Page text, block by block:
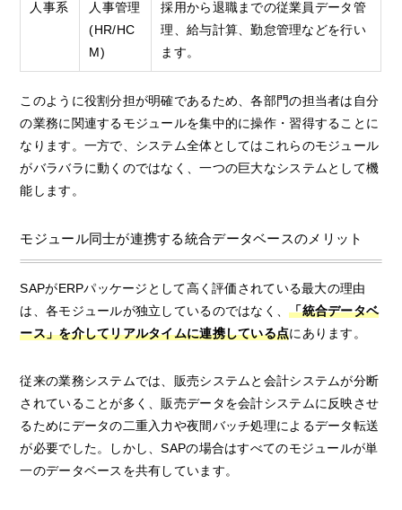
人事系
人事管理
(HR/HC
M)
採用から退職までの従業員データ管
理、給与計算、勤怠管理などを行い
ます。
このように役割分担が明確であるため、各部門の担当者は自分
の業務に関連するモジュールを集中的に操作・習得することに
なります。一方で、システム全体としてはこれらのモジュール
がバラバラに動くのではなく、一つの巨大なシステムとして機
能します。
モジュール同士が連携する統合データベースのメリット
SAPがERPパッケージとして高く評価されている最大の理由
は、各モジュールが独立しているのではなく、「統合データベ
ース」を介してリアルタイムに連携している点にあります。
従来の業務システムでは、販売システムと会計システムが分断
されていることが多く、販売データを会計システムに反映させ
るためにデータの二重入力や夜間バッチ処理によるデータ転送
が必要でした。しかし、SAPの場合はすべてのモジュールが単
一のデータベースを共有しています。